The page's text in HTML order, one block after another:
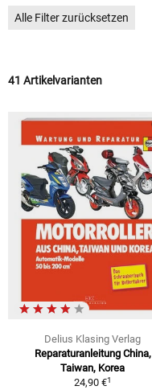
Alle Filter zurücksetzen
41 Artikelvarianten
Delius Klasing Verlag
Reparaturanleitung China,
Taiwan, Korea
24,90 €1